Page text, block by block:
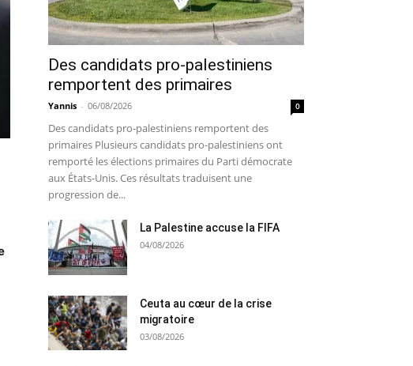
Des candidats pro-palestiniens
remportent des primaires
Yannis - 06/08/2026 0
Des candidats pro-palestiniens remportent des
primaires Plusieurs candidats pro-palestiniens ont
remporté les élections primaires du Parti démocrate
aux États-Unis. Ces résultats traduisent une
progression de...
La Palestine accuse la FIFA
04/08/2026
Ceuta au cœur de la crise
migratoire
03/08/2026